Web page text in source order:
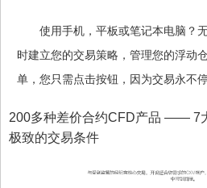
使用手机，平板或笔记本电脑？
时建立您的交易策略，管理您的浮动
单，您只需点击按钮，因为交易永不停
200多种差价合约CFD产品 —— 7
极致的交易条件